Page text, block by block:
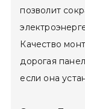
позволит
Качество
дорогая
если она